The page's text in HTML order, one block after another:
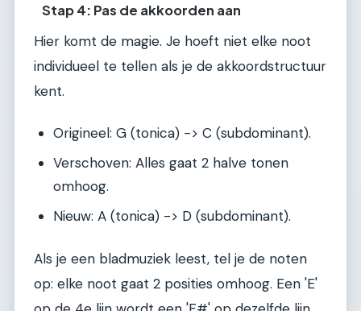
Stap 4: Pas de akkoorden aan
Hier komt de magie. Je hoeft niet elke noot
individueel te tellen als je de akkoordstructuur
kent.
Origineel: G (tonica) -> C (subdominant).
Verschoven: Alles gaat 2 halve tonen
omhoog.
Nieuw: A (tonica) -> D (subdominant).
Als je een bladmuziek leest, tel je de noten
op: elke noot gaat 2 posities omhoog. Een 'E'